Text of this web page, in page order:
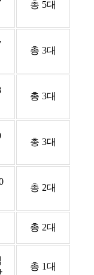
총 5대
총 3대
총 3대
총 3대
총 2대
총 2대
총 1대